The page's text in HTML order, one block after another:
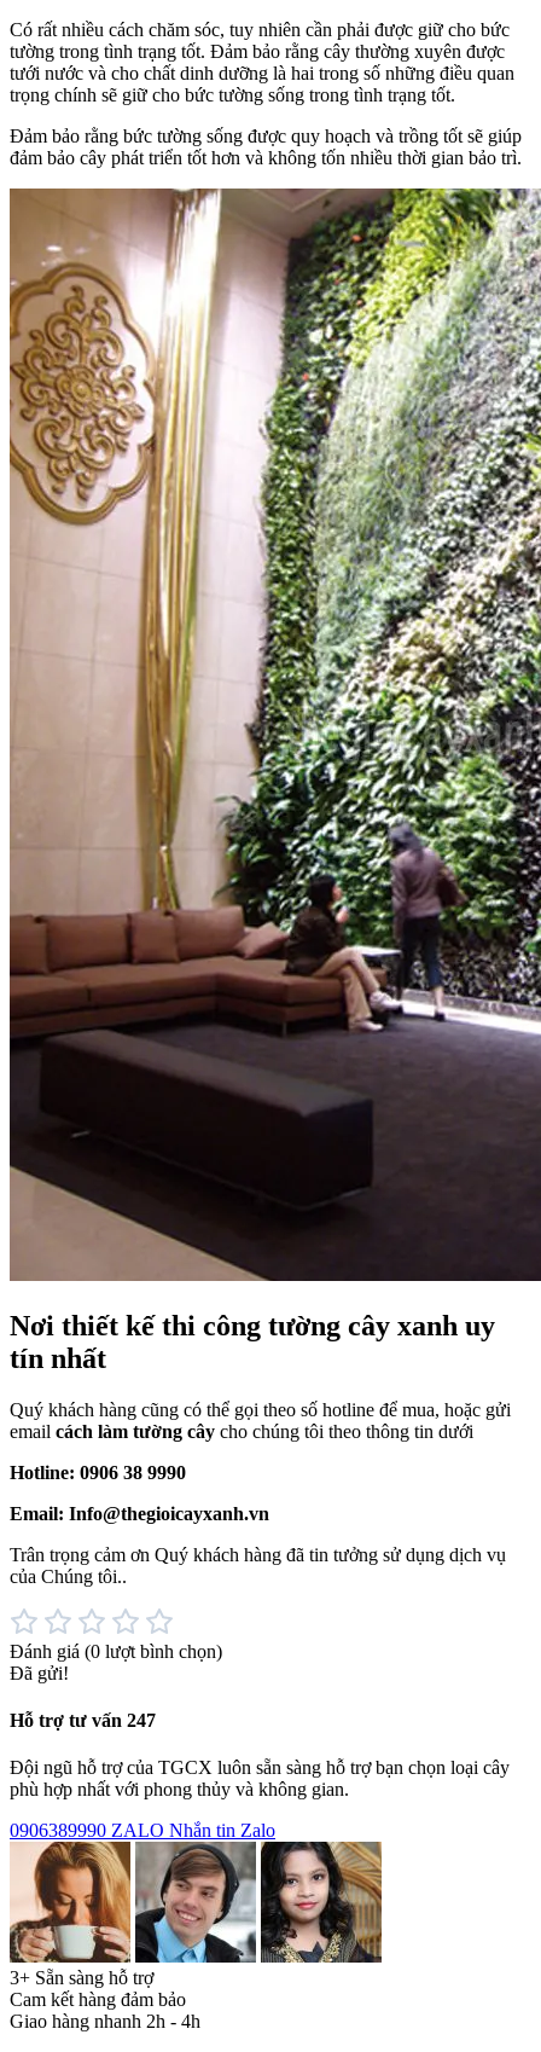
Có rất nhiều cách chăm sóc, tuy nhiên cần phải được giữ cho bức
tường trong tình trạng tốt. Đảm bảo rằng cây thường xuyên được
tưới nước và cho chất dinh dưỡng là hai trong số những điều quan
trọng chính sẽ giữ cho bức tường sống trong tình trạng tốt.
Đảm bảo rằng bức tường sống được quy hoạch và trồng tốt sẽ giúp
đảm bảo cây phát triển tốt hơn và không tốn nhiều thời gian bảo trì.
Nơi thiết kế thi công tường cây xanh uy
tín nhất
Quý khách hàng cũng có thể gọi theo số hotline để mua, hoặc gửi
email cách làm tường cây cho chúng tôi theo thông tin dưới
Hotline: 0906 38 9990
Email: Info@thegioicayxanh.vn
Trân trọng cảm ơn Quý khách hàng đã tin tưởng sử dụng dịch vụ
của Chúng tôi..
Đánh giá (0 lượt bình chọn)
Đã gửi!
Hỗ trợ tư vấn 247
Đội ngũ hỗ trợ của TGCX luôn sẵn sàng hỗ trợ bạn chọn loại cây
phù hợp nhất với phong thủy và không gian.
0906389990 ZALO Nhắn tin Zalo
3+ Sẵn sàng hỗ trợ
Cam kết hàng đảm bảo
Giao hàng nhanh 2h - 4h